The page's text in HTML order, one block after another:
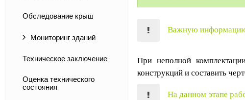
Обследование крыш
Мониторинг зданий
Техническое заключение
Оценка технического
состояния
Важную информацию
При неполной
конструкций и составить
На данном этапе